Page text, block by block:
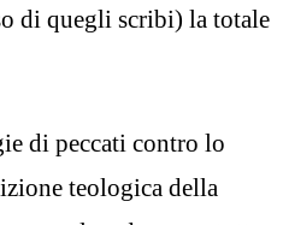
di quegli scribi) la totale
di peccati contro lo
teologica della